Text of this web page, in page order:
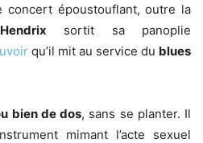
concert époustouflant, outre la
Hendrix sortit sa panoplie
qu’il mit au service du blues
bien de dos, sans se planter. Il
mimant l’acte sexuel